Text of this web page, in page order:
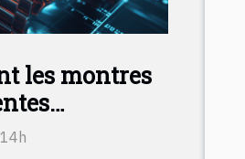
les montres
le suivi